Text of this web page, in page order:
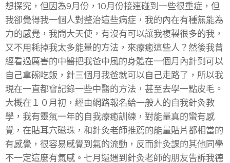
想探究，但因為9月份，10月份接連碰到一些很重症，但
我卻覺得我一個人對整治這些病症，我的內在有種無能為
力的感覺，我問大天使，有沒有可以讓我複製很多的我，
又不用耗掉我太多能量的方法，來療癒這些人？然後我曾
經看過厲害的中醫把我爸中風的身體在一個月內針到可以
自己拿碗吃飯，針三個月我爸就可以自己走路了，所以我
現在一直都會記錄一些中醫的方法，甚至去學一點皮毛。
大概在１０月初，經由網路報名給一般人的自我針灸教
學，我有靈氣一年的自我療癒訓練，對能量真的蠻有感
覺，在貼耳穴磁珠，和針灸老師推薦的能量貼片都相當的
有感覺，很容易感覺到氣的流動，反而針灸課的其他同學
不一定這麼有氣感。七月還遇到針灸老師的朋友告訴我德